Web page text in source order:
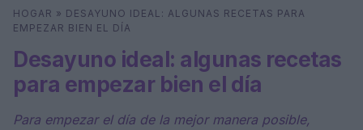
Buscar ⌕
HOGAR » DESAYUNO IDEAL: ALGUNAS RECETAS PARA
EMPEZAR BIEN EL DÍA
Desayuno ideal: algunas recetas
para empezar bien el día
Para empezar el día de la mejor manera posible,